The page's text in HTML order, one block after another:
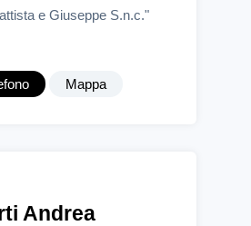
e Giuseppe S.n.c."
Mappa
Andrea